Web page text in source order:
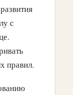
с
правил.